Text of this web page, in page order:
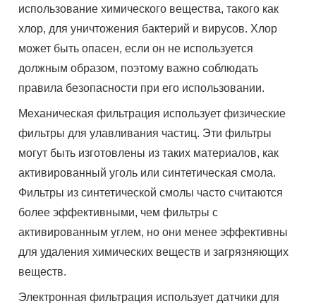
использование химического вещества, такого как
хлор, для уничтожения бактерий и вирусов. Хлор
может быть опасен, если он не используется
должным образом, поэтому важно соблюдать
правила безопасности при его использовании.
Механическая фильтрация использует физические
фильтры для улавливания частиц. Эти фильтры
могут быть изготовлены из таких материалов, как
активированный уголь или синтетическая смола.
Фильтры из синтетической смолы часто считаются
более эффективными, чем фильтры с
активированным углем, но они менее эффективны
для удаления химических веществ и загрязняющих
веществ.
Электронная фильтрация использует датчики для